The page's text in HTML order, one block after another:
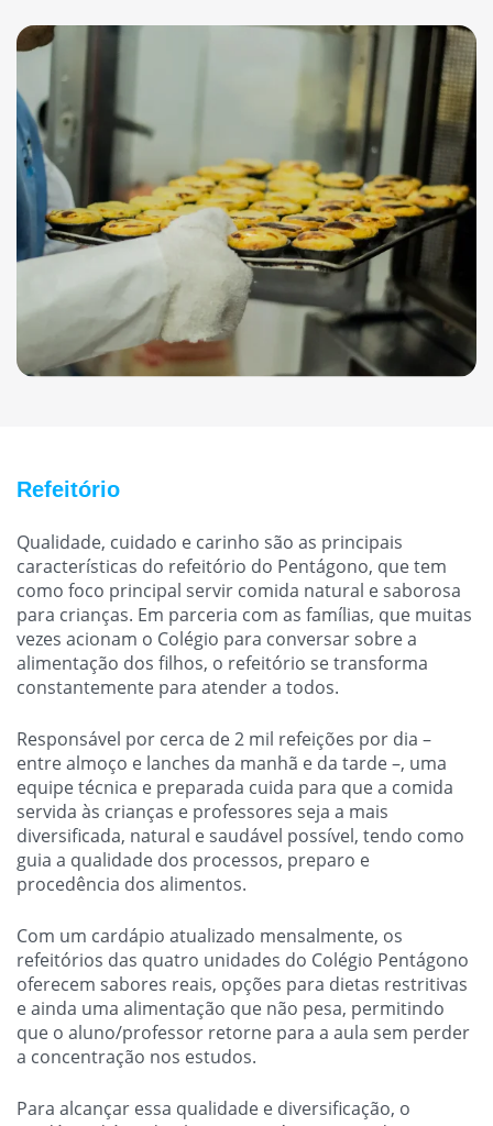
Refeitório
Qualidade, cuidado e carinho são as principais
características do refeitório do Pentágono, que tem
como foco principal servir comida natural e saborosa
para crianças. Em parceria com as famílias, que muitas
vezes acionam o Colégio para conversar sobre a
alimentação dos filhos, o refeitório se transforma
constantemente para atender a todos.
Responsável por cerca de 2 mil refeições por dia –
entre almoço e lanches da manhã e da tarde –, uma
equipe técnica e preparada cuida para que a comida
servida às crianças e professores seja a mais
diversificada, natural e saudável possível, tendo como
guia a qualidade dos processos, preparo e
procedência dos alimentos.
Com um cardápio atualizado mensalmente, os
refeitórios das quatro unidades do Colégio Pentágono
oferecem sabores reais, opções para dietas restritivas
e ainda uma alimentação que não pesa, permitindo
que o aluno/professor retorne para a aula sem perder
a concentração nos estudos.
Para alcançar essa qualidade e diversificação, o